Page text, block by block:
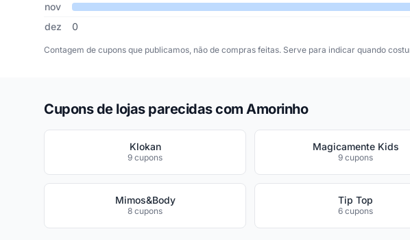
nov
dez
0
Contagem de cupons que publicamos, não de compras feitas. Serve para indicar quando
Cupons de lojas parecidas com Amorinho
Klokan
9 cupons
Magicamente Kids
9 cupons
Mimos&Body
8 cupons
Tip Top
6 cupons